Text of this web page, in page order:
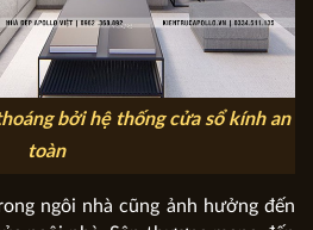
bởi hệ thống cửa sổ kính an
toàn
ngôi nhà cũng ảnh hưởng đến